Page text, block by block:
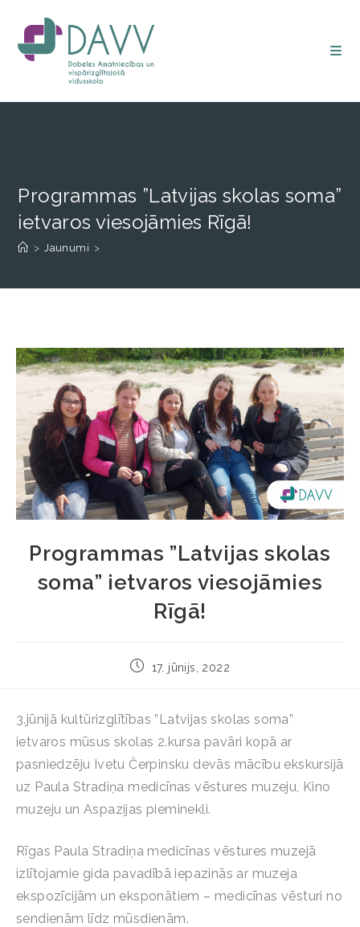
Programmas ”Latvijas skolas soma”
ietvaros viesojāmies Rīgā!
> Jaunumi >
Programmas ”Latvijas skolas
soma” ietvaros viesojāmies
Rīgā!
17. jūnijs, 2022
3.jūnijā kultūrizglītības ”Latvijas skolas soma”
ietvaros mūsus skolas 2.kursa pavāri kopā ar
pasniedzēju Ivetu Čerpinsku devās mācību ekskursijā
uz Paula Stradiņa medicīnas vēstures muzeju, Kino
muzeju un Aspazijas pieminekli.
Rīgas Paula Stradiņa medicīnas vēstures muzejā
izlītojamie gida pavadībā iepazinās ar muzeja
ekspozīcijām un eksponātiem – medicīnas vēsturi no
sendienām līdz mūsdienām.